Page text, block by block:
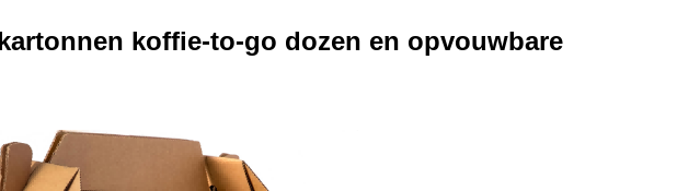
koffie-to-go dozen en opvouwbare